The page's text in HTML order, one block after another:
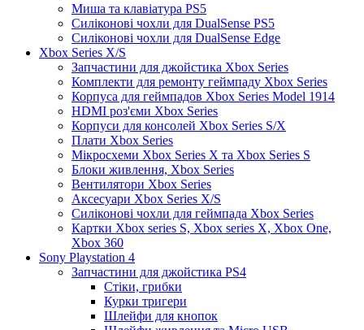
Миша та клавіатура PS5
Силіконові чохли для DualSense PS5
Силіконові чохли для DualSense Edge
Xbox Series X/S
Запчастини для джойстика Xbox Series
Комплекти для ремонту геймпаду Xbox Series
Корпуса для геймпадов Xbox Series Model 1914
HDMI роз'єми Xbox Series
Корпуси для консолей Xbox Series S/X
Плати Xbox Series
Мікросхеми Xbox Series X та Xbox Series S
Блоки живлення, Xbox Series
Вентилятори Xbox Series
Аксесуари Xbox Series X/S
Силіконові чохли для геймпада Xbox Series
Картки Xbox series S, Xbox series X, Xbox One,
Xbox 360
Sony Playstation 4
Запчастини для джойстика PS4
Стіки, грибки
Курки тригери
Шлейфи для кнопок